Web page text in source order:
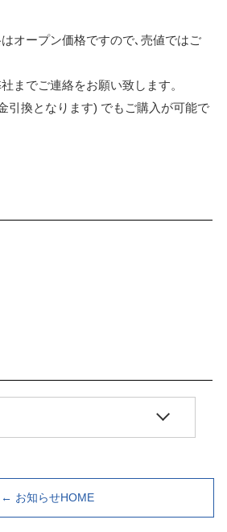
オープン価格ですので､売値ではご
までご連絡をお願い致します。
引換となります) でもご購入が可能で
← お知らせHOME